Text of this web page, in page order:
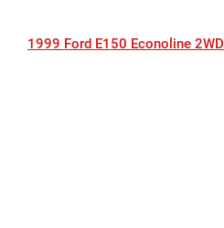
1999 Ford E150 Econoline 2WD